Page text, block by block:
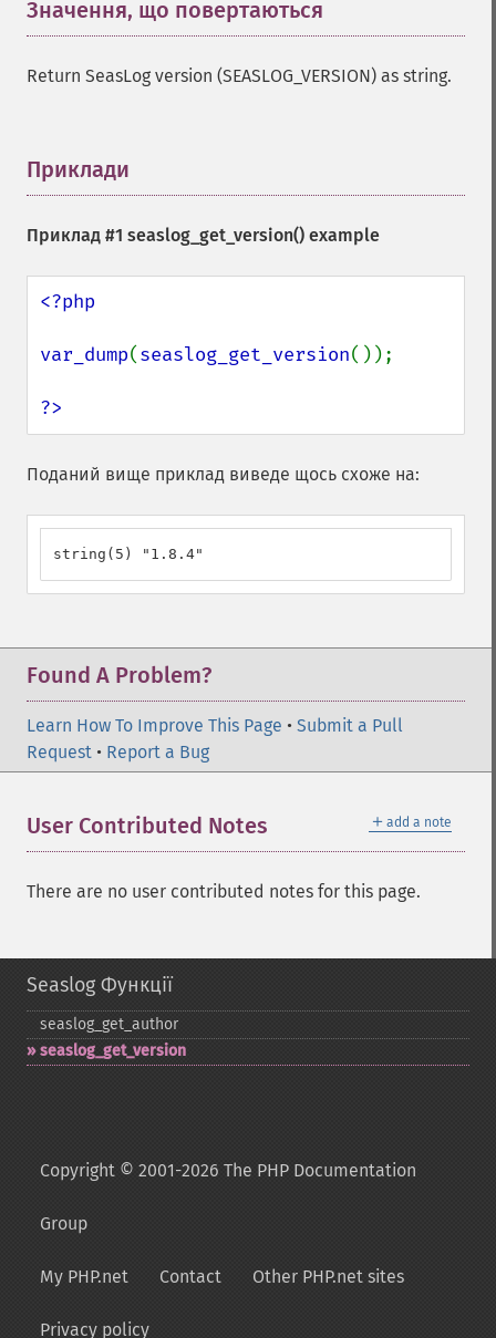
Значення, що повертаються
Return SeasLog version (SEASLOG_VERSION) as string.
Приклади
Приклад #1 seaslog_get_version() example
<?php
var_dump(seaslog_get_version());
?>
Поданий вище приклад виведе щось схоже на:
string(5) "1.8.4"
Found A Problem?
Learn How To Improve This Page • Submit a Pull
Request • Report a Bug
＋ add a note
User Contributed Notes
There are no user contributed notes for this page.
Seaslog Функції
seaslog_​get_​author
seaslog_​get_​version
Copyright © 2001-2026 The PHP Documentation
Group
My PHP.net Contact Other PHP.net sites
Privacy policy